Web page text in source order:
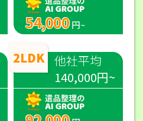
54,000 円~
2LDK 他社平均
140,000円~